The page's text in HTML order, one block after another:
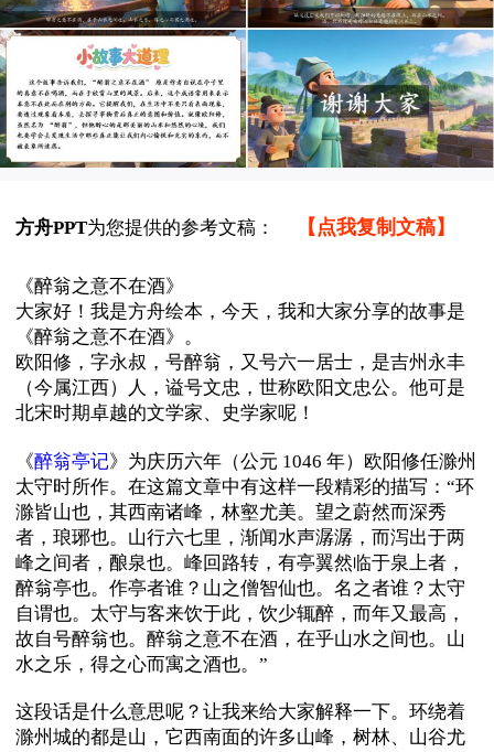
方舟PPT为您提供的参考文稿： 【点我复制文稿】
《醉翁之意不在酒》
大家好！我是方舟绘本，今天，我和大家分享的故事是
《醉翁之意不在酒》。
欧阳修，字永叔，号醉翁，又号六一居士，是吉州永丰
（今属江西）人，谥号文忠，世称欧阳文忠公。他可是
北宋时期卓越的文学家、史学家呢！
《醉翁亭记》为庆历六年（公元 1046 年）欧阳修任滁州
太守时所作。在这篇文章中有这样一段精彩的描写：“环
滁皆山也，其西南诸峰，林壑尤美。望之蔚然而深秀
者，琅琊也。山行六七里，渐闻水声潺潺，而泻出于两
峰之间者，酿泉也。峰回路转，有亭翼然临于泉上者，
醉翁亭也。作亭者谁？山之僧智仙也。名之者谁？太守
自谓也。太守与客来饮于此，饮少辄醉，而年又最高，
故自号醉翁也。醉翁之意不在酒，在乎山水之间也。山
水之乐，得之心而寓之酒也。”
这段话是什么意思呢？让我来给大家解释一下。环绕着
滁州城的都是山，它西南面的许多山峰，树林、山谷尤